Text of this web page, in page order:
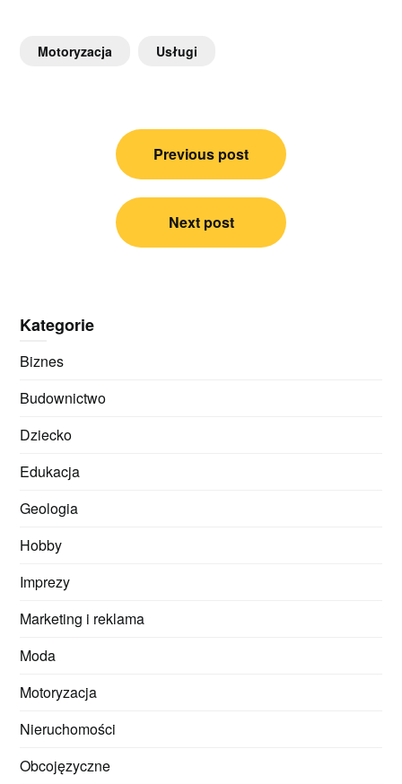
Motoryzacja Usługi
Nawigacja
Previous post
Next post
Kategorie
Biznes
Budownictwo
Dziecko
Edukacja
Geologia
Hobby
Imprezy
Marketing i reklama
Moda
Motoryzacja
Nieruchomości
Obcojęzyczne